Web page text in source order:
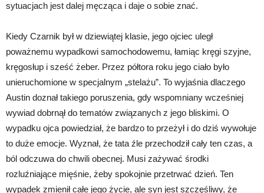
sytuacjach jest dalej męcząca i daje o sobie znać.
Kiedy Czarnik był w dziewiątej klasie, jego ojciec uległ
poważnemu wypadkowi samochodowemu, łamiąc kręgi szyjne,
kręgosłup i sześć żeber. Przez półtora roku jego ciało było
unieruchomione w specjalnym „stelażu”. To wyjaśnia dlaczego
Austin doznał takiego poruszenia, gdy wspomniany wcześniej
wywiad dobrnął do tematów związanych z jego bliskimi. O
wypadku ojca powiedział, że bardzo to przeżył i do dziś wywołuje
to duże emocje. Wyznał, że tata źle przechodził cały ten czas, a
ból odczuwa do chwili obecnej. Musi zażywać środki
rozluźniające mięśnie, żeby spokojnie przetrwać dzień. Ten
wypadek zmienił całe jego życie, ale syn jest szczęśliwy, że